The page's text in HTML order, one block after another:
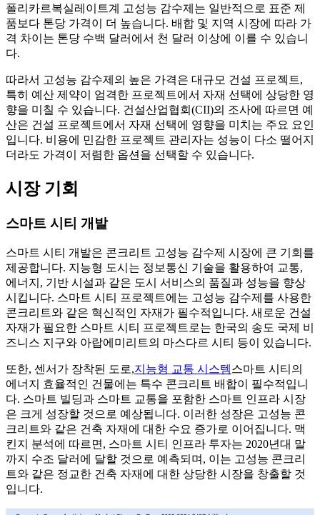
폴리카르복실레이트계 고성능 감수제는 일반적으로 표준 제
품보다 톤당 가격이 더 높습니다. 배합 및 지역 시장에 따라 가
격 차이는 톤당 수백 달러에서 천 달러 이상에 이를 수 있습니
다.
따라서 고성능 감수제의 높은 가격은 대규모 건설 프로젝트,
특히 예산 제약이 엄격한 프로젝트에서 자재 선택에 상당한 영
향을 미칠 수 있습니다. 건설산업협회(CII)의 조사에 따르면 예
산은 건설 프로젝트에서 자재 선택에 영향을 미치는 주요 요인
입니다. 비용에 민감한 프로젝트 관리자는 성능이 다소 떨어지
더라도 가격이 저렴한 옵션을 선택할 수 있습니다.
시장 기회
스마트 시티 개발
스마트 시티 개발은 콘크리트 고성능 감수제 시장에 큰 기회를
제공합니다. 지능형 도시는 정보통신 기술을 활용하여 교통,
에너지, 기반 시설과 같은 도시 서비스의 품질과 성능을 향상
시킵니다. 스마트 시티 프로젝트에는 고성능 감수제를 사용한
콘크리트와 같은 혁신적인 자재가 필수적입니다. 새로운 건설
자재가 필요한 스마트 시티 프로젝트로는 한국의 송도 국제 비
즈니스 지구와 아랍에미리트의 마스다르 시티 등이 있습니다.
또한, 센서가 장착된 도로,지능형 교통 시스템스마트 시티의
에너지 효율적인 건물에는 특수 콘크리트 배합이 필수적입니
다. 스마트 빌딩과 스마트 교통을 포함한 스마트 인프라 시장
은 크게 성장할 것으로 예상됩니다. 이러한 성장은 고성능 콘
크리트와 같은 건축 자재에 대한 수요 증가로 이어집니다. 맥
킨지 분석에 따르면, 스마트 시티 인프라 투자는 2020년대 말
까지 수조 달러에 달할 것으로 예측되며, 이는 고성능 콘크리
트와 같은 정교한 건축 자재에 대한 상당한 시장을 창출할 것
입니다.